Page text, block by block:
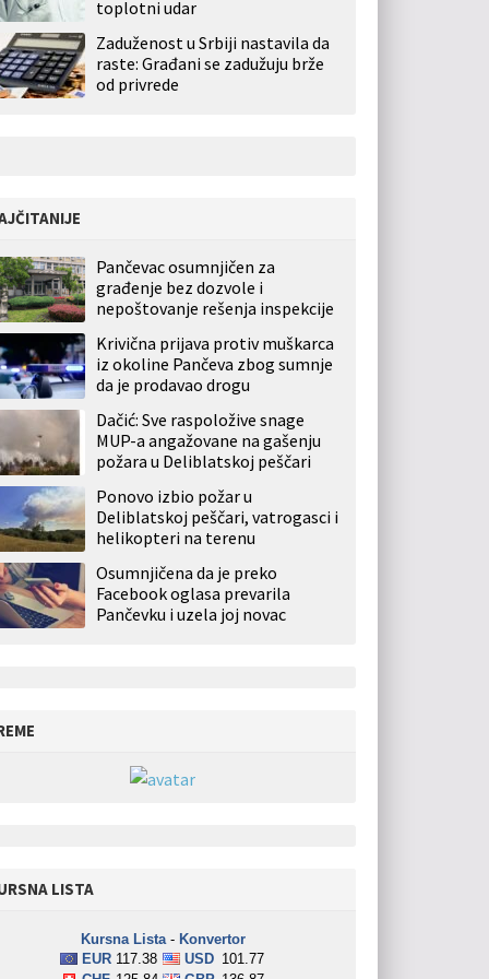
toplotni udar
Zaduženost u Srbiji nastavila da
raste: Građani se zadužuju brže
od privrede
Pančevac osumnjičen za
građenje bez dozvole i
nepoštovanje rešenja inspekcije
Krivična prijava protiv muškarca
iz okoline Pančeva zbog sumnje
da je prodavao drogu
Dačić: Sve raspoložive snage
MUP-a angažovane na gašenju
požara u Deliblatskoj peščari
Ponovo izbio požar u
Deliblatskoj peščari, vatrogasci i
helikopteri na terenu
Osumnjičena da je preko
Facebook oglasa prevarila
Pančevku i uzela joj novac
LISTA